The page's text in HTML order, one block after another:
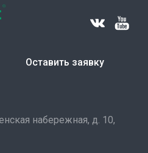
Оставить заявку
набережная, д. 10,